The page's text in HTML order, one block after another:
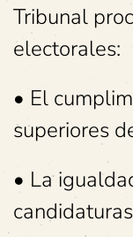
Tribunal
electorales:
• El
superiores
• La